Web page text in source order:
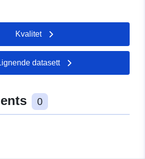
under E-PRTR Regulation Art.7 and
reporting requirements
also included.
Kvalitet
datasett
0